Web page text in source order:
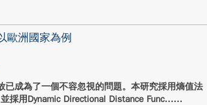
歐洲國家為例
已成為了一個不容忽視的問題。本研究採用熵值法
採用Dynamic Directional Distance Func...